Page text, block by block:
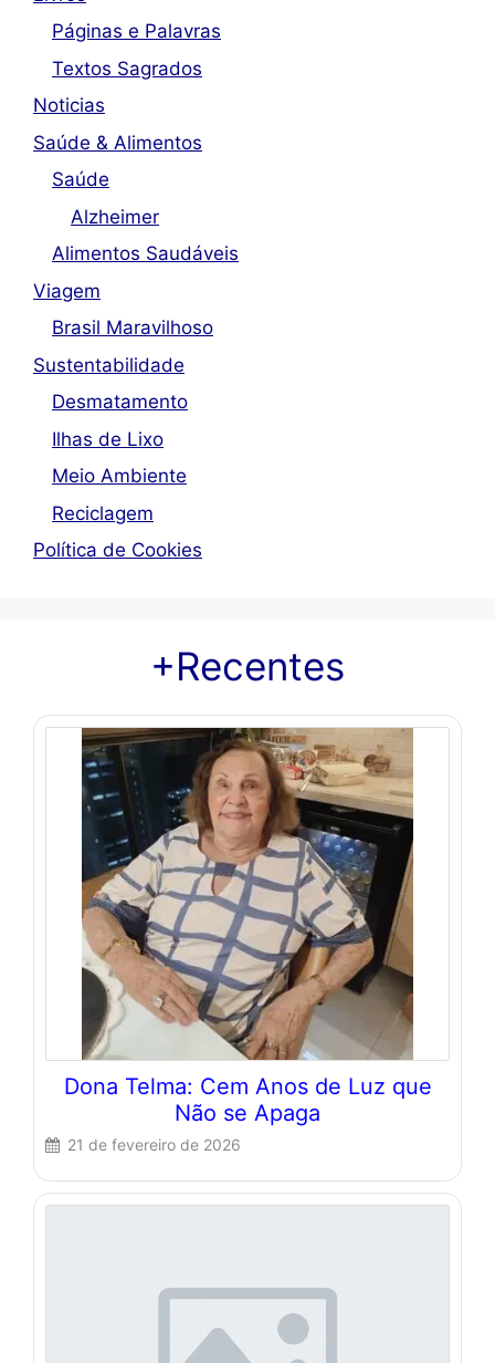
Páginas e Palavras
Textos Sagrados
Noticias
Saúde & Alimentos
Saúde
Alzheimer
Alimentos Saudáveis
Viagem
Brasil Maravilhoso
Sustentabilidade
Desmatamento
Ilhas de Lixo
Meio Ambiente
Reciclagem
Política de Cookies
+Recentes
Dona Telma: Cem Anos de Luz que
Não se Apaga
21 de fevereiro de 2026